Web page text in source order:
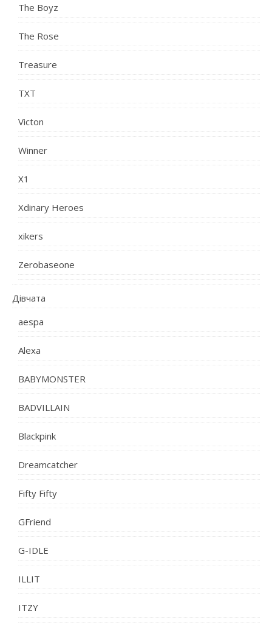
The Boyz
The Rose
Treasure
TXT
Victon
Winner
X1
Xdinary Heroes
xikers
Zerobaseone
Дівчата
aespa
Alexa
BABYMONSTER
BADVILLAIN
Blackpink
Dreamcatcher
Fifty Fifty
GFriend
G-IDLE
ILLIT
ITZY